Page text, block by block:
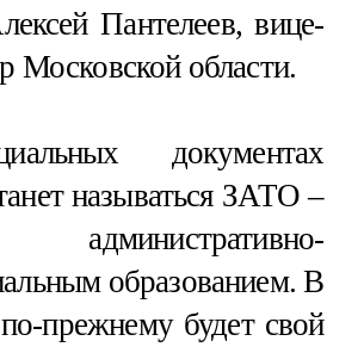
Пантелеев, вице-
Московской области.
документах
называться ЗАТО –
административно-
образованием. В
прежнему будет свой